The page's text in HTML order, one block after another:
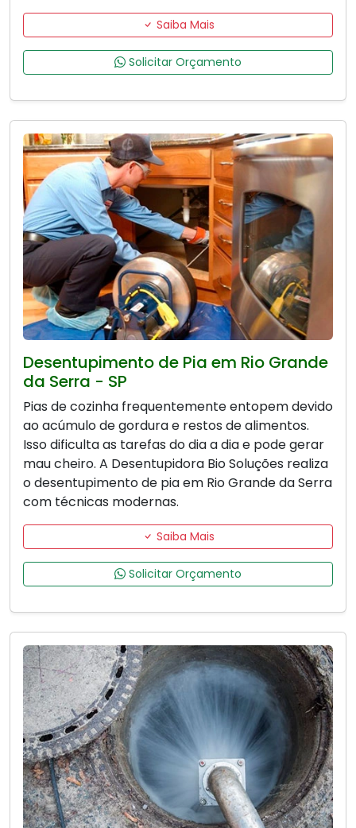
Saiba Mais
Solicitar Orçamento
Desentupimento de Pia em Rio Grande
da Serra - SP
Pias de cozinha frequentemente entopem devido
ao acúmulo de gordura e restos de alimentos.
Isso dificulta as tarefas do dia a dia e pode gerar
mau cheiro. A Desentupidora Bio Soluções realiza
o desentupimento de pia em Rio Grande da Serra
com técnicas modernas.
Saiba Mais
Solicitar Orçamento